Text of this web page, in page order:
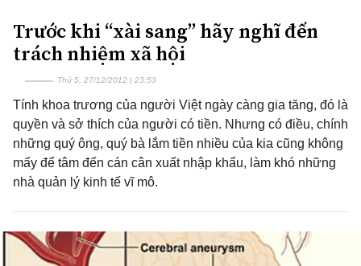
Trước khi “xài sang” hãy nghĩ đến
trách nhiệm xã hội
Thứ 5, 27/12/2012 | 23:53
Tính khoa trương của người Việt ngày càng gia tăng, đó là
quyền và sở thích của người có tiền. Nhưng có điều, chính
những quý ông, quý bà lắm tiền nhiều của kia cũng không
mấy để tâm đến cán cân xuất nhập khẩu, làm khó những
nhà quản lý kinh tế vĩ mô.